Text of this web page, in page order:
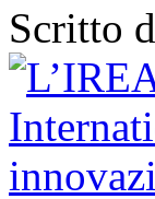
Scritto